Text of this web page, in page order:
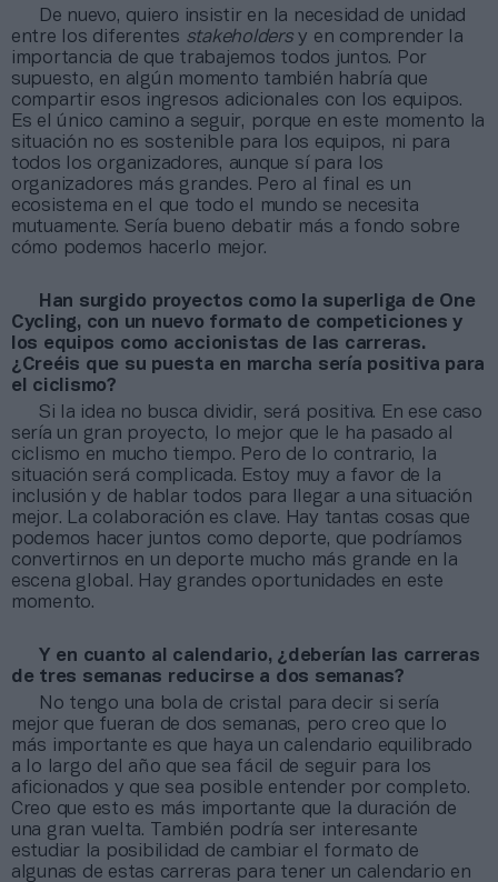
De nuevo, quiero insistir en la necesidad de unidad
entre los diferentes stakeholdersy en comprender la
importancia de que trabajemos todos juntos. Por
supuesto, en algún momento también habría que
compartir esos ingresos adicionales con los equipos.
Es el único camino a seguir, porque en este momento la
situación no es sostenible para los equipos, ni para
todos los organizadores, aunque sí para los
organizadores más grandes. Pero al final es un
ecosistema en el que todo el mundo se necesita
mutuamente. Sería bueno debatir más a fondo sobre
cómo podemos hacerlo mejor.
Han surgido proyectos como la superliga de One
Cycling, con un nuevo formato de competiciones y
los equipos como accionistas de las carreras.
¿Creéis que su puesta en marcha sería positiva para
el ciclismo?
Si la idea no busca dividir, será positiva. En ese caso
sería un gran proyecto, lo mejor que le ha pasado al
ciclismo en mucho tiempo. Pero de lo contrario, la
situación será complicada. Estoy muy a favor de la
inclusión y de hablar todos para llegar a una situación
mejor. La colaboración es clave. Hay tantas cosas que
podemos hacer juntos como deporte, que podríamos
convertirnos en un deporte mucho más grande en la
escena global. Hay grandes oportunidades en este
momento.
Y en cuanto al calendario, ¿deberían las carreras
de tres semanas reducirse a dos semanas?
No tengo una bola de cristal para decir si sería
mejor que fueran de dos semanas, pero creo que lo
más importante es que haya un calendario equilibrado
a lo largo del año que sea fácil de seguir para los
aficionados y que sea posible entender por completo.
Creo que esto es más importante que la duración de
una gran vuelta. También podría ser interesante
estudiar la posibilidad de cambiar el formato de
algunas de estas carreras para tener un calendario en